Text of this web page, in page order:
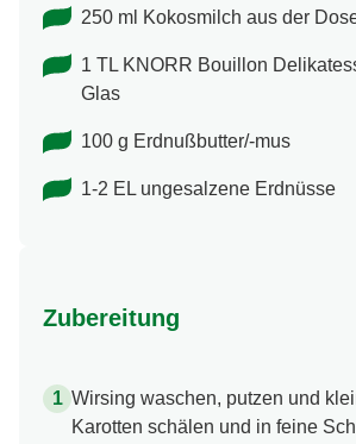
250 ml Kokosmilch aus der
1 TL KNORR Bouillon
Glas
100 g Erdnußbutter/-mus
1-2 EL ungesalzene Erdnüsse
Zubereitung
Wirsing waschen, putzen und
Karotten schälen und in feine